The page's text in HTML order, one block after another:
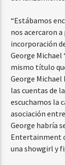
“Estábamos
nos acercaron
incorporación
George Michael
mismo título
George
las cuentas de
escuchamos la
asociación
George habría
Entertainment
una showgirl y